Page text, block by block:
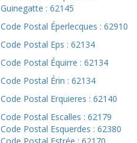
Guinegatte : 62145
Code Postal Éperlecques : 62910
Code Postal Eps : 62134
Code Postal Équirre : 62134
Code Postal Érin : 62134
Code Postal Erquieres : 62140
Code Postal Escalles : 62179
Code Postal Esquerdes : 62380